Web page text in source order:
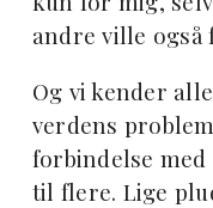
andre ville også
Og vi kender
verdens
forbindelse
til flere. Lige